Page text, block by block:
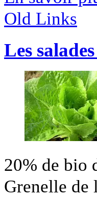
Old Links
Les
20% de bio
Grenelle